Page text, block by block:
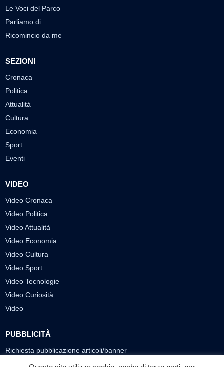
Le Voci del Parco
Parliamo di…
Ricomincio da me
SEZIONI
Cronaca
Politica
Attualità
Cultura
Economia
Sport
Eventi
VIDEO
Video Cronaca
Video Politica
Video Attualità
Video Economia
Video Cultura
Video Sport
Video Tecnologie
Video Curiosità
Video
PUBBLICITÀ
Richiesta pubblicazione articoli/banner